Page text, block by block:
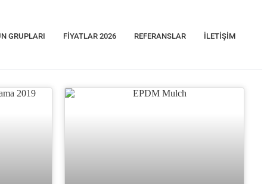
GRUPLARI FIYATLAR 2026 REFERANSLAR İLETIŞIM